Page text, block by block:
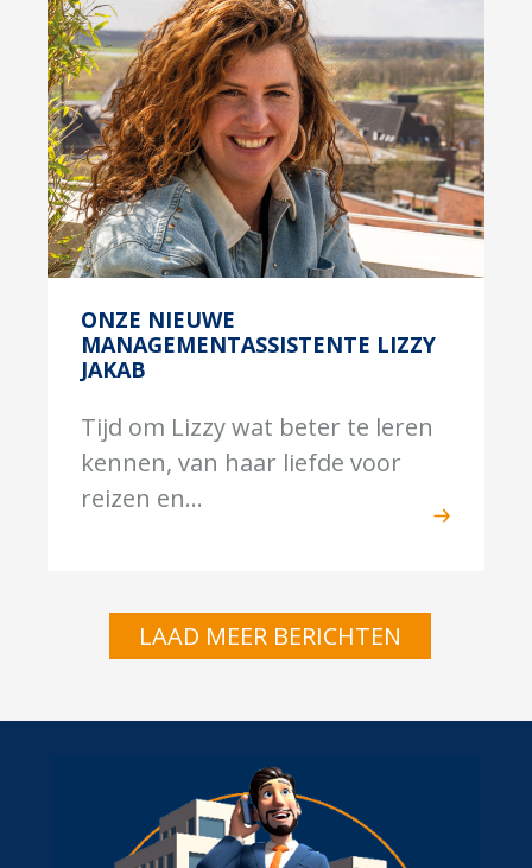
ONZE NIEUWE
MANAGEMENTASSISTENTE LIZZY
JAKAB
Tijd om Lizzy wat beter te leren
kennen, van haar liefde voor
reizen en...
LAAD MEER BERICHTEN